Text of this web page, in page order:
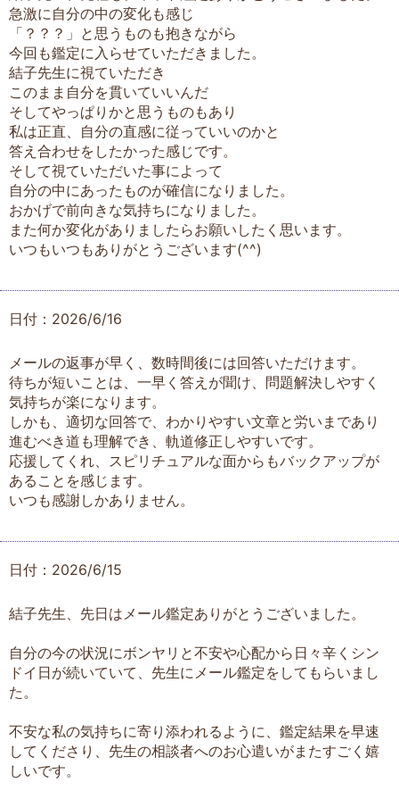
急激に自分の中の変化も感じ
「？？？」と思うものも抱きながら
今回も鑑定に入らせていただきました。
結子先生に視ていただき
このまま自分を貫いていいんだ
そしてやっぱりかと思うものもあり
私は正直、自分の直感に従っていいのかと
答え合わせをしたかった感じです。
そして視ていただいた事によって
自分の中にあったものが確信になりました。
おかげで前向きな気持ちになりました。
また何か変化がありましたらお願いしたく思います。
いつもいつもありがとうございます(^^)
日付：2026/6/16
メールの返事が早く、数時間後には回答いただけます。
待ちが短いことは、一早く答えが聞け、問題解決しやすく
気持ちが楽になります。
しかも、適切な回答で、わかりやすい文章と労いまであり
進むべき道も理解でき、軌道修正しやすいです。
応援してくれ、スピリチュアルな面からもバックアップが
あることを感じます。
いつも感謝しかありません。
日付：2026/6/15
結子先生、先日はメール鑑定ありがとうございました。
自分の今の状況にボンヤリと不安や心配から日々辛くシン
ドイ日が続いていて、先生にメール鑑定をしてもらいまし
た。
不安な私の気持ちに寄り添われるように、鑑定結果を早速
してくださり、先生の相談者へのお心遣いがまたすごく嬉
しいです。